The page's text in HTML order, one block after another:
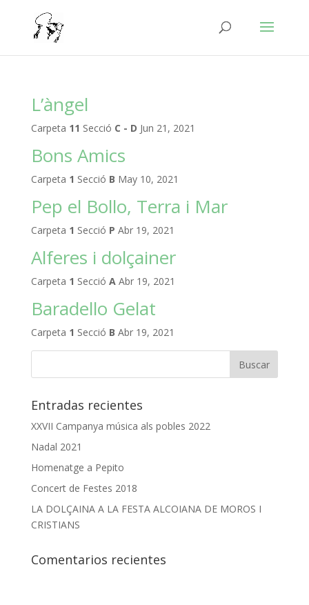
L’àngel
Carpeta 11 Secció C - D Jun 21, 2021
Bons Amics
Carpeta 1 Secció B May 10, 2021
Pep el Bollo, Terra i Mar
Carpeta 1 Secció P Abr 19, 2021
Alferes i dolçainer
Carpeta 1 Secció A Abr 19, 2021
Baradello Gelat
Carpeta 1 Secció B Abr 19, 2021
Entradas recientes
XXVII Campanya música als pobles 2022
Nadal 2021
Homenatge a Pepito
Concert de Festes 2018
LA DOLÇAINA A LA FESTA ALCOIANA DE MOROS I
CRISTIANS
Comentarios recientes